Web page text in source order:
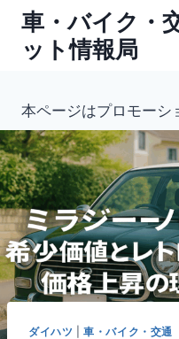
ッ
プ
車・バイク・
ット情報局
本ページはプロモーシ
ダイハツ |車・バイク・交通